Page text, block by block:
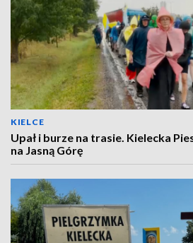
KIELCE
Upał i burze na trasie. Kielecka
na Jasną Górę